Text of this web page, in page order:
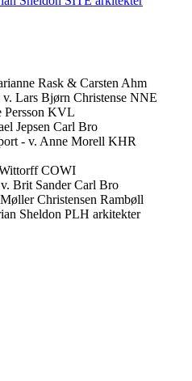
Rask & Carsten Ahm
Lars Bjørn Christense NNE
Persson KVL
Jepsen Carl Bro
- v. Anne Morell KHR
COWI
Brit Sander Carl Bro
Christensen Rambøll
Sheldon PLH arkitekter